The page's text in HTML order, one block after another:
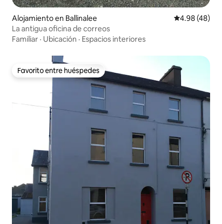
Alojamiento en Ballinalee Calificación
4.98 (48)
La antigua oficina de correos
Familiar · Ubicación · Espacios interiores
Favorito entre huéspedes
Favorito entre huéspedes